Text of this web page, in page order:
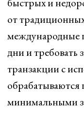
от
международные
дни и требовать
транзакции с
обрабатываются
минимальными